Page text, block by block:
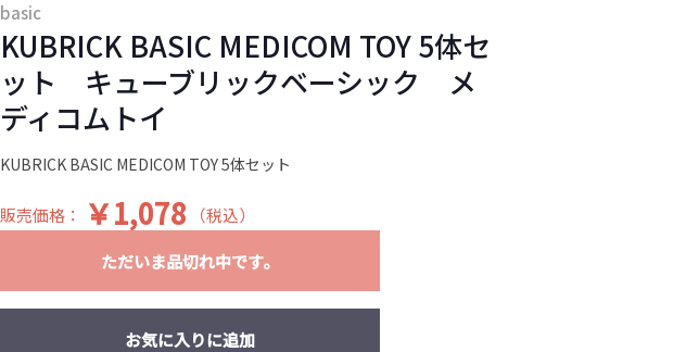
basic
KUBRICK BASIC MEDICOM TOY 5体セ
ット キューブリックベーシック メ
ディコムトイ
KUBRICK BASIC MEDICOM TOY 5体セット
販売価格： ￥1,078 （税込）
ただいま品切れ中です。
お気に入りに追加